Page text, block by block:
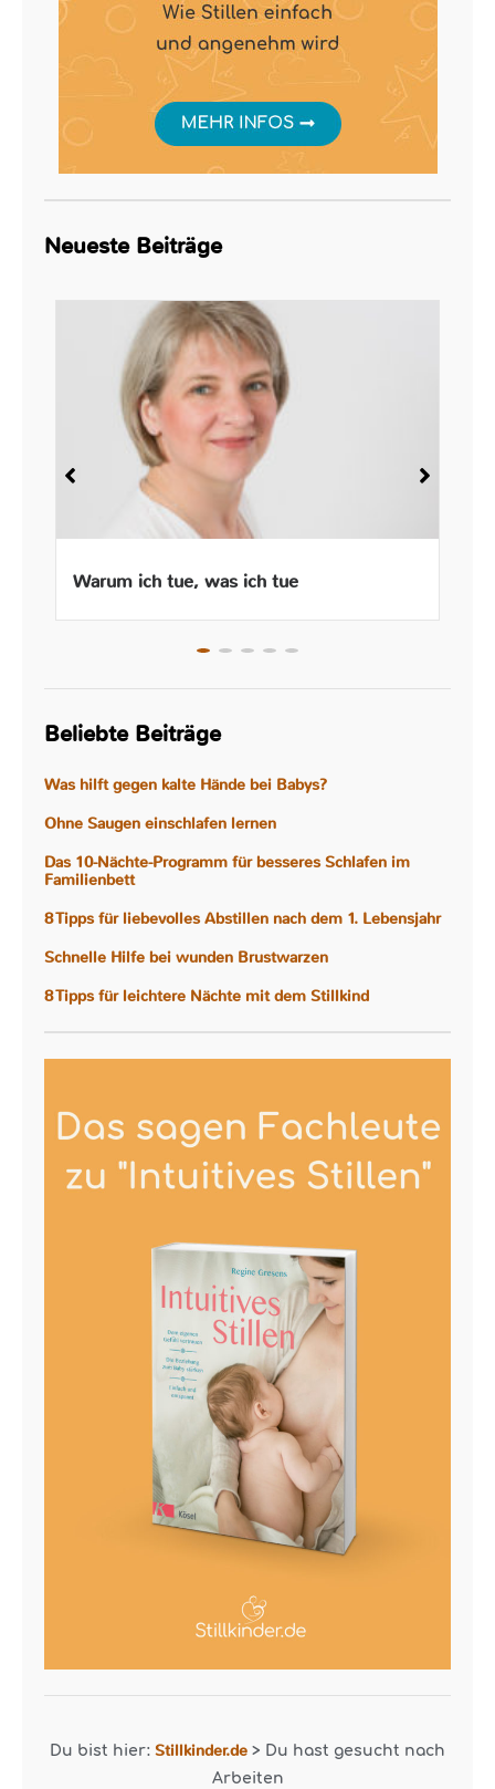
Neueste Beiträge
Warum ich tue, was ich tue
Beliebte Beiträge
Was hilft gegen kalte Hände bei Babys?
Ohne Saugen einschlafen lernen
Das 10-Nächte-Programm für besseres Schlafen im
Familienbett
8 Tipps für liebevolles Abstillen nach dem 1. Lebensjahr
Schnelle Hilfe bei wunden Brustwarzen
8 Tipps für leichtere Nächte mit dem Stillkind
Du bist hier: Stillkinder.de > Du hast gesucht nach
Arbeiten